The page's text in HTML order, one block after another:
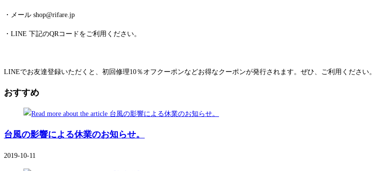
・メール shop@rifare.jp
・LINE 下記のQRコードをご利用ください。
LINEでお友達登録いただくと、初回修理10％オフクーポンなどお得なクーポンが発行されます。ぜひ、ご利用ください。
おすすめ
台風の影響による休業のお知らせ。
2019-10-11